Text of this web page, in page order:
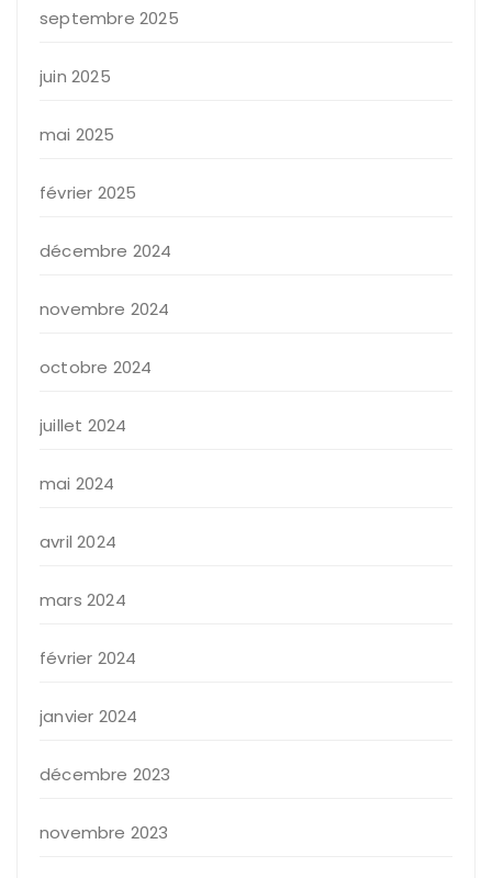
septembre 2025
juin 2025
mai 2025
février 2025
décembre 2024
novembre 2024
octobre 2024
juillet 2024
mai 2024
avril 2024
mars 2024
février 2024
janvier 2024
décembre 2023
novembre 2023